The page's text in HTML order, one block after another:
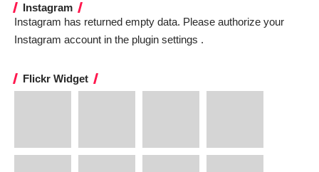
Instagram
Instagram has returned empty data. Please authorize your
Instagram account in the plugin settings .
Flickr Widget